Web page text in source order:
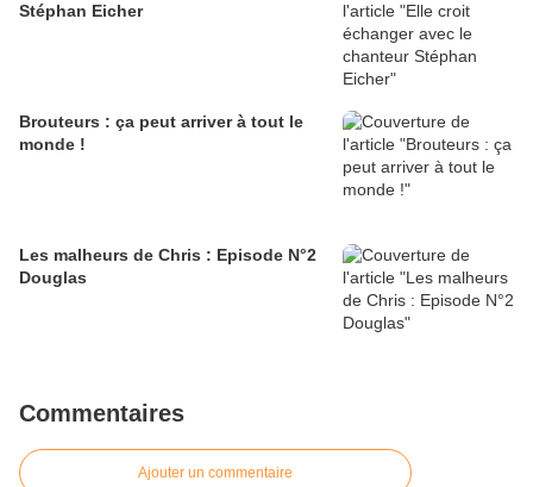
Stéphan Eicher
Brouteurs : ça peut arriver à tout le
monde !
Les malheurs de Chris : Episode N°2
Douglas
Commentaires
Ajouter un commentaire